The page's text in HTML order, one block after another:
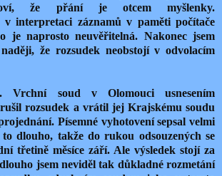
že přání je otcem myšlenky.
v interpretaci záznamů v paměti počítače
je naprosto neuvěřitelná. Nakonec jsem
že rozsudek neobstojí v odvolacím
Vrchní soud v Olomouci usnesením
rozsudek a vrátil jej Krajskému soudu
Písemné vyhotovení sepsal velmi
dlouho, takže do rukou odsouzených se
třetině měsíce září. Ale výsledek stojí za
jsem neviděl tak důkladné rozmetání